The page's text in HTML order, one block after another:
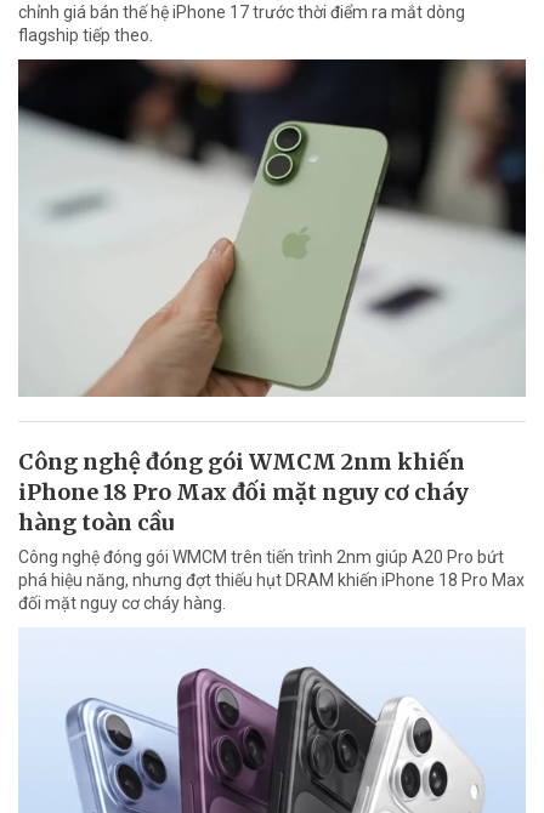
chỉnh giá bán thế hệ iPhone 17 trước thời điểm ra mắt dòng
flagship tiếp theo.
Công nghệ đóng gói WMCM 2nm khiến
iPhone 18 Pro Max đối mặt nguy cơ cháy
hàng toàn cầu
Công nghệ đóng gói WMCM trên tiến trình 2nm giúp A20 Pro bứt
phá hiệu năng, nhưng đợt thiếu hụt DRAM khiến iPhone 18 Pro Max
đối mặt nguy cơ cháy hàng.